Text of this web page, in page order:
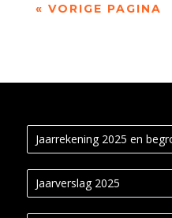
« VORIGE PAGINA
Jaarrekening 2025 en
Jaarverslag 2025